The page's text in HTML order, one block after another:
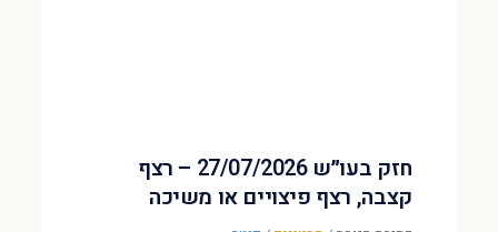
חזק בעו״ש 27/07/2026 – רצף
קצבה, רצף פיצויים או משיכה